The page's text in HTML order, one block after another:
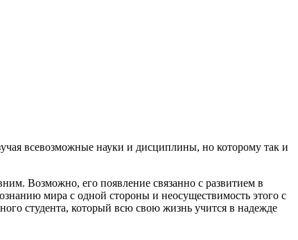
всевозможные науки и дисциплины, но которому так и
Возможно, его появление связанно с развитием в
мира с одной стороны и неосуществимость этого с
студента, который всю свою жизнь учится в надежде